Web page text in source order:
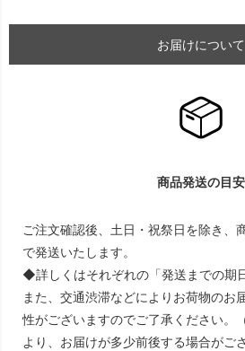
お届けについて
商品発送の目安
ご注文確認後、土日・祝祭日を除き、
で発送いたします。
◆詳しくはそれぞれの「発送までの期
また、交通渋滞などによりお荷物のお
性がございますのでご了承ください。
より、お届けが多少前後する場合がご